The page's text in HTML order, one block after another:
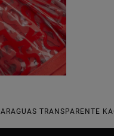
TRANSPARENTE